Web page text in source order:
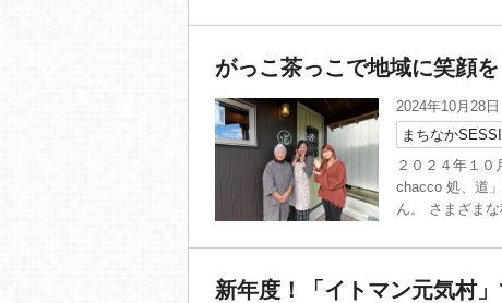
がっこ茶っこで地域に笑顔を
2024年10月28日
まちなか
２０２４年１
chacco 処、道
ん。 さまざま
新年度！「イトマン元気村